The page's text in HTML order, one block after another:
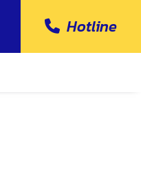
Hotline